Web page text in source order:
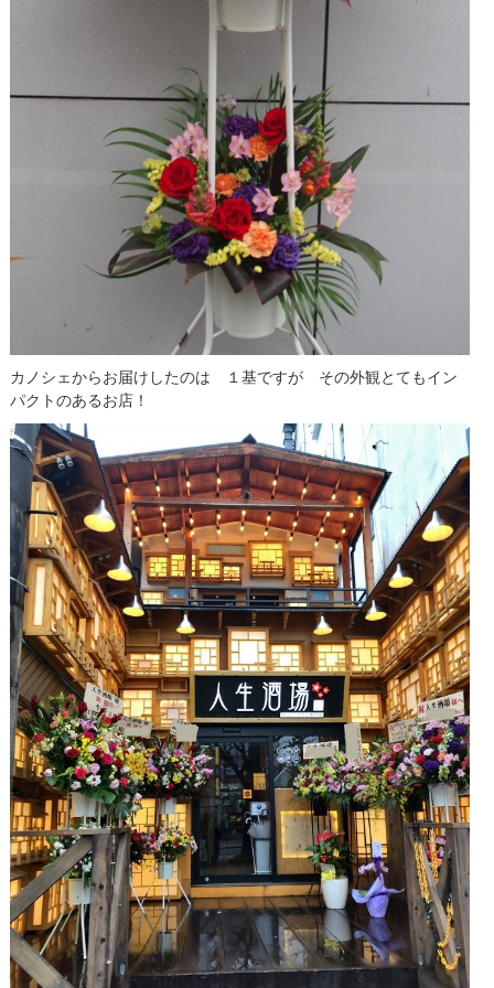
カノシェからお届けしたのは １基ですが その外観とてもイン
パクトのあるお店！